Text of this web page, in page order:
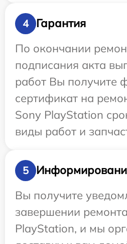
4
Гарантия
По окончании
подписания акта
работ Вы получите
сертификат на
Sony PlayStation
виды работ и
5
Вы получите
завершении
PlayStation, и мы